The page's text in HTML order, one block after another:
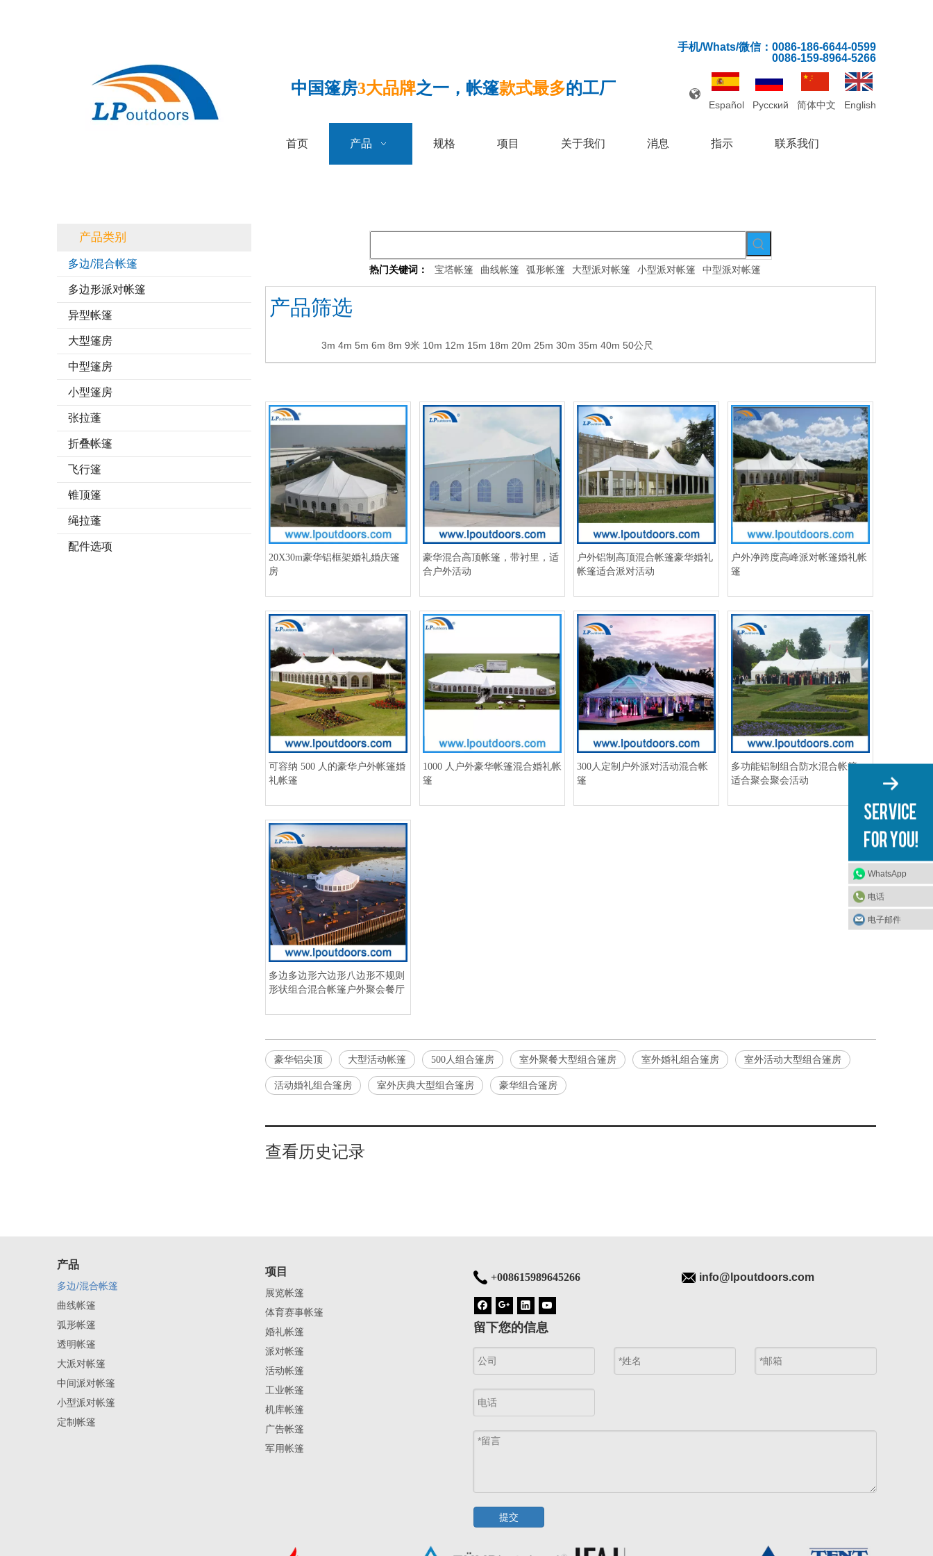
手机/Whats/微信：0086-186-6644-0599
0086-159-8964-5266
中国篷房3大品牌之一，帐篷款式最多的工厂
Español Pусский 简体中文 English
首页 产品 规格 项目 关于我们 消息 指示 联系我们
产品类别
多边/混合帐篷
多边形派对帐篷
异型帐篷
大型篷房
中型篷房
小型篷房
张拉蓬
折叠帐篷
飞行篷
锥顶篷
绳拉蓬
配件选项
热门关键词： 宝塔帐篷 曲线帐篷 弧形帐篷 大型派对帐篷 小型派对帐篷 中型派对帐篷
产品筛选
3m 4m 5m 6m 8m 9米 10m 12m 15m 18m 20m 25m 30m 35m 40m 50公尺
20X30m豪华铝框架婚礼婚庆篷
房
豪华混合高顶帐篷，带衬里，适
合户外活动
户外铝制高顶混合帐篷豪华婚礼
帐篷适合派对活动
户外净跨度高峰派对帐篷婚礼帐
篷
可容纳 500 人的豪华户外帐篷婚
礼帐篷
1000 人户外豪华帐篷混合婚礼帐
篷
300人定制户外派对活动混合帐
篷
多功能铝制组合防水混合帐篷，
适合聚会聚会活动
多边多边形六边形八边形不规则
形状组合混合帐篷户外聚会餐厅
豪华铝尖顶 大型活动帐篷 500人组合篷房 室外聚餐大型组合篷房 室外婚礼组合篷房 室外活动大型组合篷房
活动婚礼组合篷房 室外庆典大型组合篷房 豪华组合篷房
查看历史记录
产品
多边/混合帐篷
曲线帐篷
弧形帐篷
透明帐篷
大派对帐篷
中间派对帐篷
小型派对帐篷
定制帐篷
项目
展览帐篷
体育赛事帐篷
婚礼帐篷
派对帐篷
活动帐篷
工业帐篷
机库帐篷
广告帐篷
军用帐篷
+008615989645266 info@lpoutdoors.com
留下您的信息
提交
WhatsApp
电话
电子邮件